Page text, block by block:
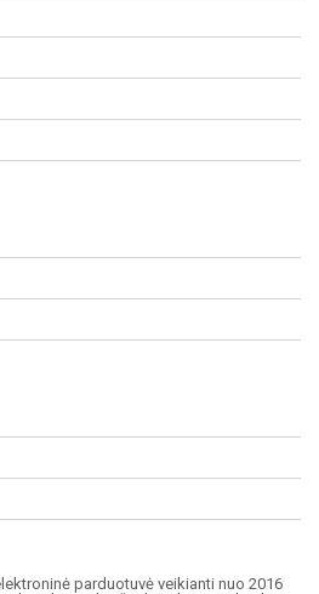
parduotuvė veikianti nuo 2016